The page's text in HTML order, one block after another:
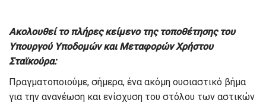
Ακολουθεί το πλήρες κείμενο της τοποθέτησης του
Υπουργού Υποδομών και Μεταφορών Χρήστου
Σταϊκούρα:
Πραγματοποιούμε, σήμερα, ένα ακόμη ουσιαστικό βήμα
για την ανανέωση και ενίσχυση του στόλου των αστικών